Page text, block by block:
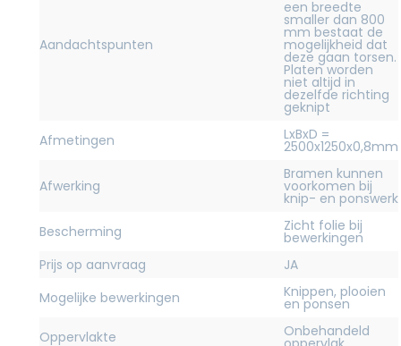
Aandachtspunten
een breedte
smaller dan 800
mm bestaat de
mogelijkheid dat
deze gaan torsen.
Platen worden
niet altijd in
dezelfde richting
geknipt
Afmetingen
LxBxD =
2500x1250x0,8mm
Afwerking
Bramen kunnen
voorkomen bij
knip- en ponswerk
Bescherming
Zicht folie bij
bewerkingen
Prijs op aanvraag
JA
Mogelijke bewerkingen
Knippen, plooien
en ponsen
Oppervlakte
Onbehandeld